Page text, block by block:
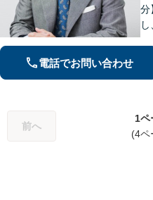
分
電話でお問い合わせ
前へ
1ペ
(4ペ